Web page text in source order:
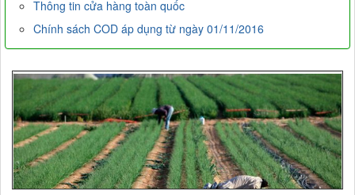
Thông tin cửa hàng toàn quốc
Chính sách COD áp dụng từ ngày 01/11/2016